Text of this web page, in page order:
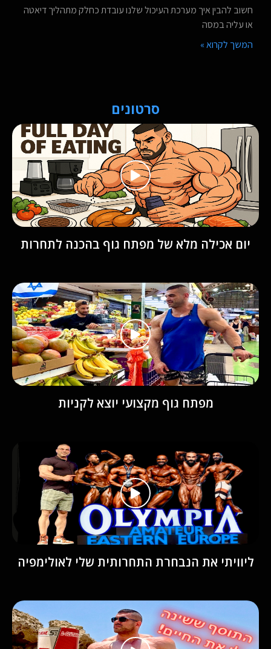
חשוב להבין איך מערכת העיכול שלנו עובדת כחלק מתהליך דיאטה
או עליה במסה
המשך לקרוא »
סרטונים
יום אכילה מלא של מפתח גוף בהכנה לתחרות
מפתח גוף מקצועי יוצא לקניות
ליוויתי את הנבחרת התחרותית שלי לאולימפיה